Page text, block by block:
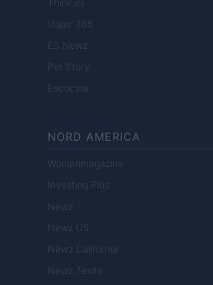
Think.es
Viajar 365
ES Newz
Pet Story
Encocina
NORD AMERICA
Womanmagazine
Investing Plus
Newz
Newz US
Newz California
Newz Texas